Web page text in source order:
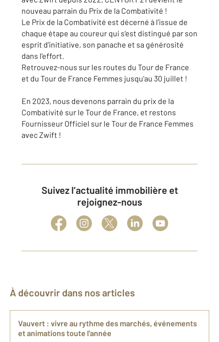
nouveau parrain du Prix de la Combativité !
Le Prix de la Combativité est décerné à l’issue de
chaque étape au coureur qui s’est distingué par son
esprit d’initiative, son panache et sa générosité
dans l’effort.
Retrouvez-nous sur les routes du Tour de France
et du Tour de France Femmes jusqu'au 30 juillet !
En 2023, nous devenons parrain du prix de la
Combativité sur le Tour de France, et restons
Fournisseur Officiel sur le Tour de France Femmes
avec Zwift !
Suivez l’actualité immobilière et
rejoignez-nous
À découvrir dans nos articles
Vauvert : vivre au rythme des marchés, événements
et animations toute l'année